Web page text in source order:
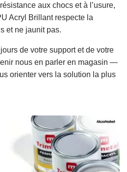
aux chocs et à l’usure,
Acryl Brillant respecte la
et ne jaunit pas.
de votre support et de votre
nous en parler en magasin —
orienter vers la solution la plus